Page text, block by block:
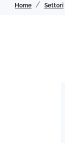
Home Settori